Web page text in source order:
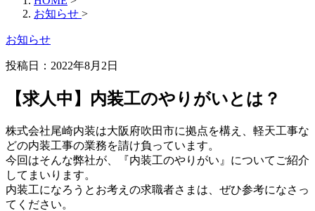
お知らせ >
お知らせ
投稿日： 2022年8月2日
【求人中】内装工のやりがいとは？
株式会社尾崎内装は大阪府吹田市に拠点を構え、軽天工事な
どの内装工事の業務を請け負っています。
今回はそんな弊社が、『内装工のやりがい』についてご紹介
してまいります。
内装工になろうとお考えの求職者さまは、ぜひ参考になさっ
てください。